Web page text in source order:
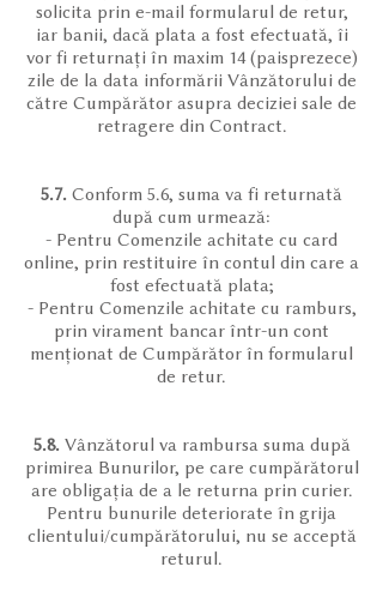
solicita prin e-mail formularul de retur,
iar banii, dacă plata a fost efectuată, îi
vor fi returnați în maxim 14 (paisprezece)
zile de la data informării Vânzătorului de
către Cumpărător asupra deciziei sale de
retragere din Contract.
5.7. Conform 5.6, suma va fi returnată
după cum urmează:
- Pentru Comenzile achitate cu card
online, prin restituire în contul din care a
fost efectuată plata;
- Pentru Comenzile achitate cu ramburs,
prin virament bancar într-un cont
menționat de Cumpărător în formularul
de retur.
5.8. Vânzătorul va rambursa suma după
primirea Bunurilor, pe care cumpărătorul
are obligația de a le returna prin curier.
Pentru bunurile deteriorate în grija
clientului/cumpărătorului, nu se acceptă
returul.